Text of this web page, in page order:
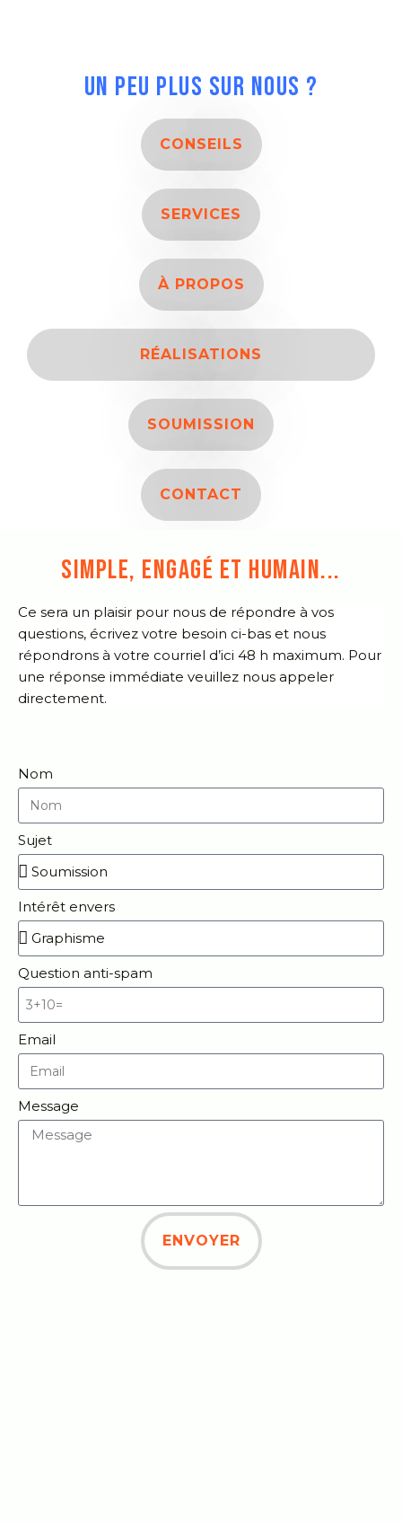
UN PEU PLUS SUR NOUS ?
CONSEILS
SERVICES
À PROPOS
RÉALISATIONS
SOUMISSION
CONTACT
SIMPLE, ENGAGÉ ET HUMAIN...
Ce sera un plaisir pour nous de répondre à vos
questions, écrivez votre besoin ci-bas et nous
répondrons à votre courriel d’ici 48 h maximum. Pour
une réponse immédiate veuillez nous appeler
directement.
Nom
Sujet
Intérêt envers
Question anti-spam
Email
Message
ENVOYER